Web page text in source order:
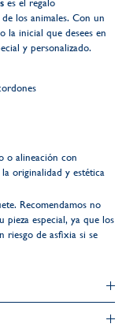
es el regalo
los animales. Con un
la inicial que desees en
y personalizado.
o alineación con
originalidad y estética
Recomendamos no
pieza especial, ya que los
riesgo de asfixia si se